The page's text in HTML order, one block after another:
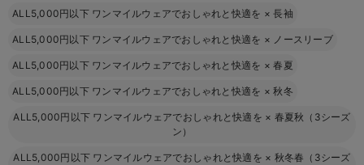
ALL5,000円以下 ワンマイルウェアでおしゃれと快適を ×長袖
ALL5,000円以下 ワンマイルウェアでおしゃれと快適を × ノースリーブ
ALL5,000円以下 ワンマイルウェアでおしゃれと快適を ×春夏
ALL5,000円以下 ワンマイルウェアでおしゃれと快適を ×秋冬
ALL5,000円以下 ワンマイルウェアでおしゃれと快適を × 春夏秋（3シーズ
ン）
ALL5,000円以下 ワンマイルウェアでおしゃれと快適を × 秋冬春（3シーズ